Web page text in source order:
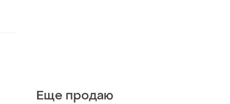
Еще продаю